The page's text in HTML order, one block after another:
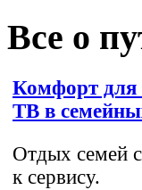
Все о
Комфорт для
ТВ в
Отдых семей
к сервису.